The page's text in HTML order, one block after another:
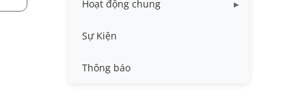
Hoạt động chung
Tin công tác sinh viên
Tin đào tạo
Sự Kiện
Thông báo